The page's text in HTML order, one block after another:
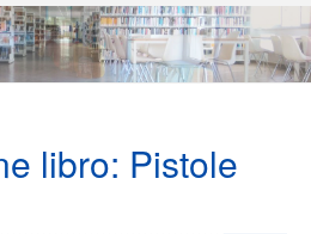
libro: Pistole